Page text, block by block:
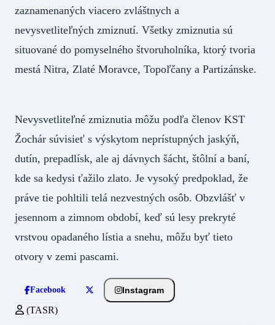
zaznamenaných viacero zvláštnych a
nevysvetliteľných zmiznutí. Všetky zmiznutia sú
situované do pomyselného štvoruholníka, ktorý tvoria
mestá Nitra, Zlaté Moravce, Topoľčany a Partizánske.
Nevysvetliteľné zmiznutia môžu podľa členov KST
Žochár súvisieť s výskytom neprístupných jaskýň,
dutín, prepadlísk, ale aj dávnych šácht, štôlní a baní,
kde sa kedysi ťažilo zlato. Je vysoký predpoklad, že
práve tie pohltili telá nezvestných osôb. Obzvlášť v
jesennom a zimnom období, keď sú lesy prekryté
vrstvou opadaného lístia a snehu, môžu byť tieto
otvory v zemi pascami.
Facebook Instagram
(TASR)